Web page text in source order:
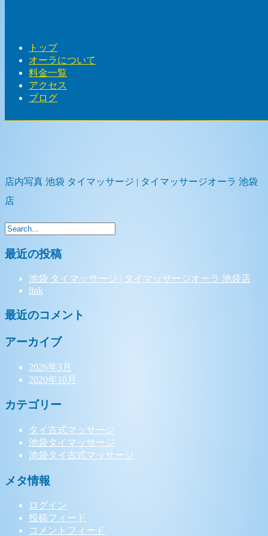
Toggle navigation
トップ
オーラについて
料金一覧
アクセス
ブログ
店内写真 池袋 タイマッサージ | タイマッサージオーラ 池袋
店
最近の投稿
池袋 タイマッサージ | タイマッサージオーラ 池袋店
link
最近のコメント
アーカイブ
2026年3月
2020年10月
カテゴリー
タイ古式マッサージ
池袋タイマッサージ
池袋タイ古式マッサージ
メタ情報
ログイン
投稿フィード
コメントフィード